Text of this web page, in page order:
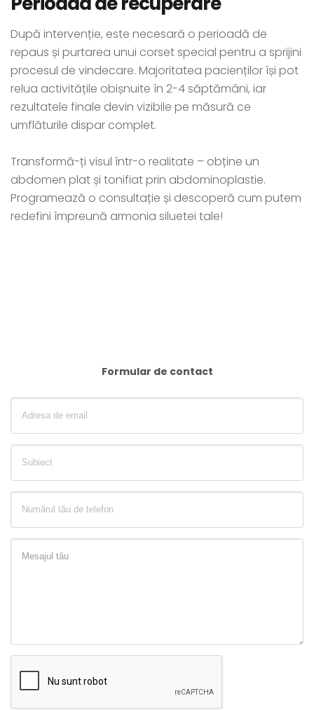
După intervenție, este necesară o perioadă de
repaus și purtarea unui corset special pentru a sprijini
procesul de vindecare. Majoritatea pacienților își pot
relua activitățile obișnuite în 2-4 săptămâni, iar
rezultatele finale devin vizibile pe măsură ce
umflăturile dispar complet.
Transformă-ți visul într-o realitate – obține un
abdomen plat și tonifiat prin abdominoplastie.
Programează o consultație și descoperă cum putem
redefini împreună armonia siluetei tale!
Formular de contact